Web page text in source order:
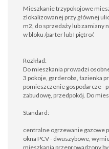
Mieszkanie trzypokojowe
zlokalizowanej przy głównej
m2, do sprzedaży lub zamiany
w bloku /parter lub I piętro/.
Rozkład:
Do mieszkania prowadzi
3 pokoje, garderoba, łazienka
pomieszczenie gospodarcze -
zabudowę, przedpokój. Do
Standard:
centralne ogrzewanie gazowe
okna PCV - dwuszybowe,
mieszkania przeprowadzony